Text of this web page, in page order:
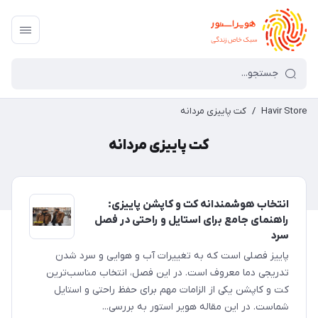
Havir Store
/ کت پاییزی مردانه
کت پاییزی مردانه
انتخاب هوشمندانه کت و کاپشن پاییزی:
راهنمای جامع برای استایل و راحتی در فصل
سرد
پاییز فصلی است که به تغییرات آب و هوایی و سرد شدن
تدریجی دما معروف است. در این فصل، انتخاب مناسب‌ترین
کت و کاپشن یکی از الزامات مهم برای حفظ راحتی و استایل
شماست. در این مقاله هویر استور به بررسی...